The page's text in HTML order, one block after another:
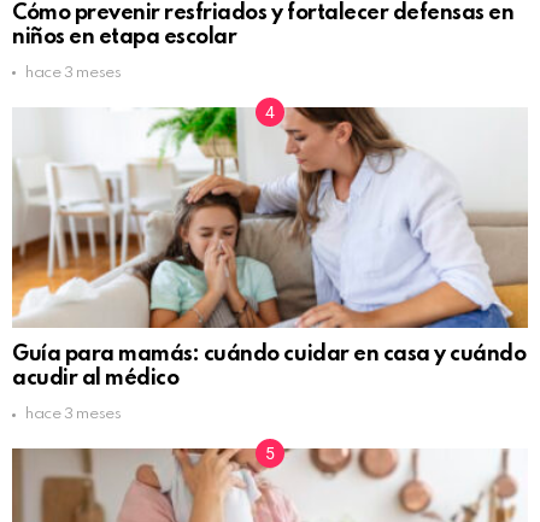
Cómo prevenir resfriados y fortalecer defensas en
niños en etapa escolar
hace 3 meses
Guía para mamás: cuándo cuidar en casa y cuándo
acudir al médico
hace 3 meses